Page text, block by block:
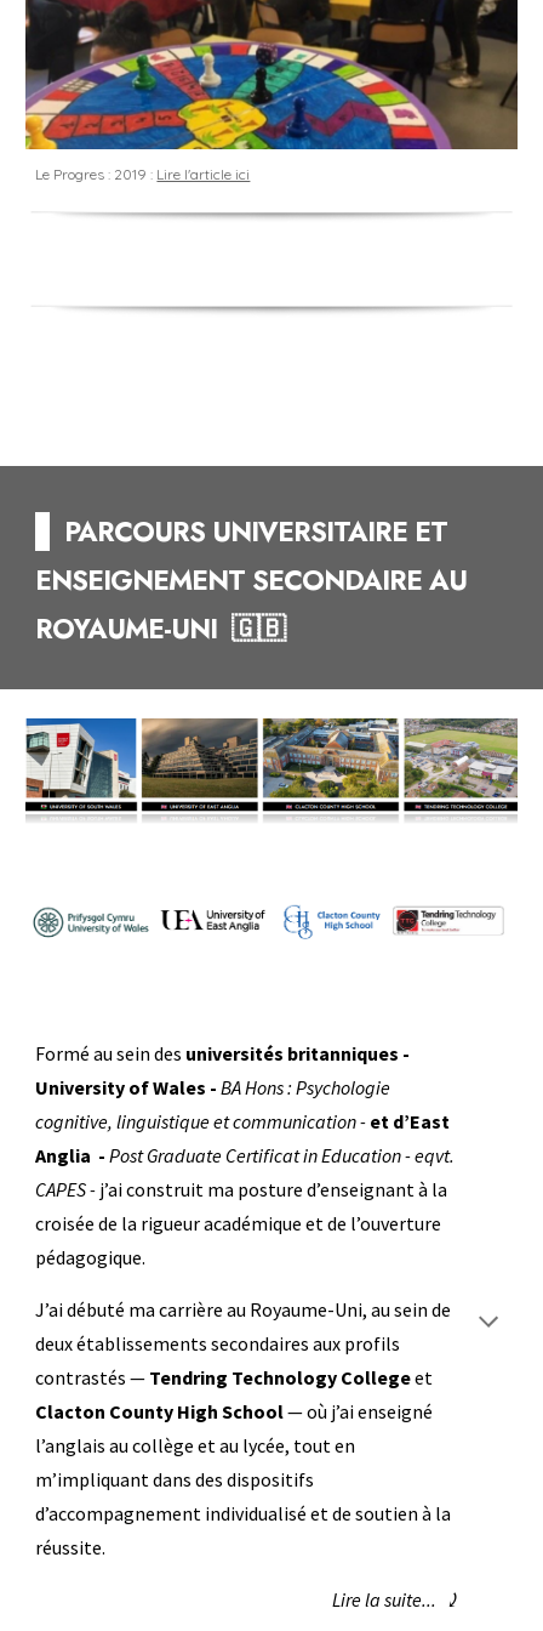
Le Progres : 2019 : Lire l'article ici
PARCOURS UNIVERSITAIRE ET
ENSEIGNEMENT SECONDAIRE AU
ROYAUME-UNI 🇬🇧
Formé au sein des universités britanniques -
University ofWales -BA Hons:Psychologie
cognitive, linguistique et communication- et d’East
Anglia -Post Graduate Certificat in Education - eqvt.
CAPES- j’ai construit ma posture d’enseignant à la
croisée de la rigueur académique et de l’ouverture
pédagogique.
J’ai débuté ma carrière au Royaume-Uni, au sein de
deux établissements secondaires aux profils
contrastés — Tendring Technology Collegeet
Clacton County High School— où j’ai enseigné
l’anglais au collège et au lycée, tout en
m’impliquant dans des dispositifs
d’accompagnement individualisé et de soutien à la
réussite.
Lire la suite... ⤸